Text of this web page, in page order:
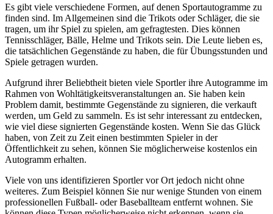
Es gibt viele verschiedene Formen, auf denen Sportautogramme zu
finden sind. Im Allgemeinen sind die Trikots oder Schläger, die sie
tragen, um ihr Spiel zu spielen, am gefragtesten. Dies können
Tennisschläger, Bälle, Helme und Trikots sein. Die Leute lieben es,
die tatsächlichen Gegenstände zu haben, die für Übungsstunden und
Spiele getragen wurden.
Aufgrund ihrer Beliebtheit bieten viele Sportler ihre Autogramme im
Rahmen von Wohltätigkeitsveranstaltungen an. Sie haben kein
Problem damit, bestimmte Gegenstände zu signieren, die verkauft
werden, um Geld zu sammeln. Es ist sehr interessant zu entdecken,
wie viel diese signierten Gegenstände kosten. Wenn Sie das Glück
haben, von Zeit zu Zeit einen bestimmten Spieler in der
Öffentlichkeit zu sehen, können Sie möglicherweise kostenlos ein
Autogramm erhalten.
Viele von uns identifizieren Sportler vor Ort jedoch nicht ohne
weiteres. Zum Beispiel können Sie nur wenige Stunden von einem
professionellen Fußball- oder Baseballteam entfernt wohnen. Sie